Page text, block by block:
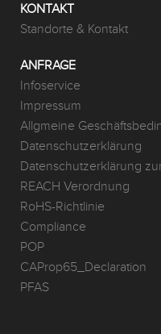
KONTAKT
Standorte & Kontakt
ANFRAGE
Infoservice
Impressum
Allgmeine
Datenschutzerklärung
Datenschutzerklärung
REACH Verordnung
RoHS-Richtlinie
Compliance
POP
CAProp65_Declaration
PFAS